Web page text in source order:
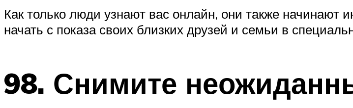
Как только люди узнают вас онлайн, они также
начать с показа своих близких друзей и семьи в
98. Снимите